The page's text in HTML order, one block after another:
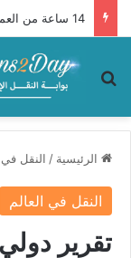
بحث عن
الرئيسية / النقل في
النقل في العالم
تقرير